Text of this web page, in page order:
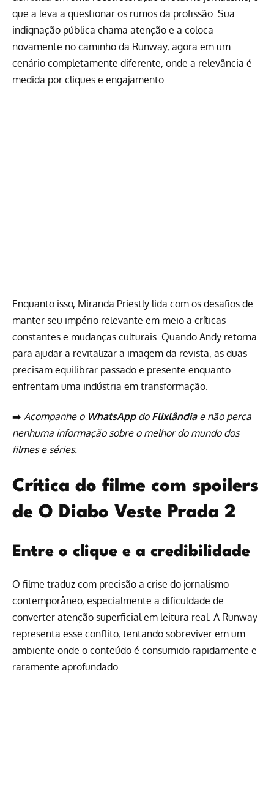
que a leva a questionar os rumos da profissão. Sua
indignação pública chama atenção e a coloca
novamente no caminho da Runway, agora em um
cenário completamente diferente, onde a relevância é
medida por cliques e engajamento.
Enquanto isso, Miranda Priestly lida com os desafios de
manter seu império relevante em meio a críticas
constantes e mudanças culturais. Quando Andy retorna
para ajudar a revitalizar a imagem da revista, as duas
precisam equilibrar passado e presente enquanto
enfrentam uma indústria em transformação.
➡️ Acompanhe o WhatsAppdo Flixlândiae não perca
nenhuma informação sobre o melhor do mundo dos
filmes e séries.
Crítica do filme com spoilers
de O Diabo Veste Prada 2
Entre o clique e a credibilidade
O filme traduz com precisão a crise do jornalismo
contemporâneo, especialmente a dificuldade de
converter atenção superficial em leitura real. A Runway
representa esse conflito, tentando sobreviver em um
ambiente onde o conteúdo é consumido rapidamente e
raramente aprofundado.